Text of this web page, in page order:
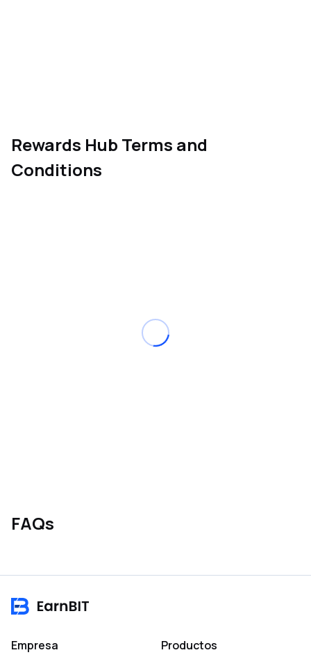
Rewards Hub Terms and
Conditions
FAQs
Empresa Productos